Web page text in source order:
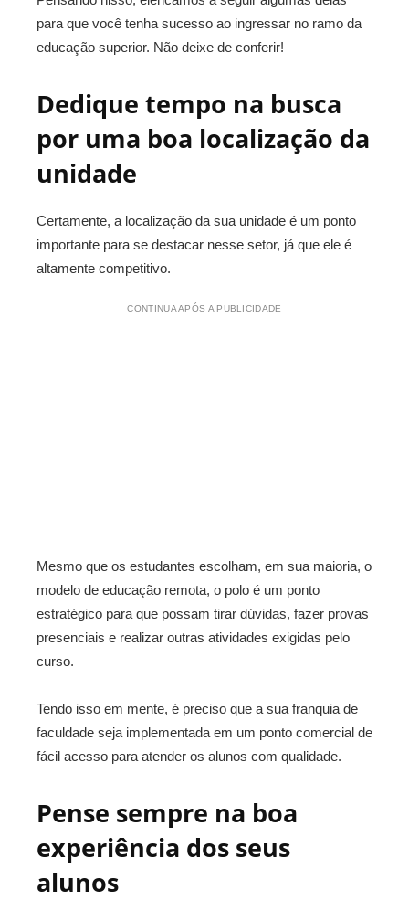
para que você tenha sucesso ao ingressar no ramo da
educação superior. Não deixe de conferir!
Dedique tempo na busca
por uma boa localização da
unidade
Certamente, a localização da sua unidade é um ponto
importante para se destacar nesse setor, já que ele é
altamente competitivo.
CONTINUA APÓS A PUBLICIDADE
Mesmo que os estudantes escolham, em sua maioria, o
modelo de educação remota, o polo é um ponto
estratégico para que possam tirar dúvidas, fazer provas
presenciais e realizar outras atividades exigidas pelo
curso.
Tendo isso em mente, é preciso que a sua franquia de
faculdade seja implementada em um ponto comercial de
fácil acesso para atender os alunos com qualidade.
Pense sempre na boa
experiência dos seus
alunos